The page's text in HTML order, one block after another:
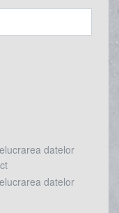
datelor
datelor